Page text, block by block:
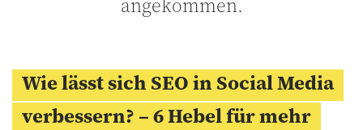
Wie lässt sich SEO in Social Media
verbessern? – 6 Hebel für mehr